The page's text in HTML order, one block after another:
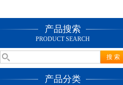
产品搜索
PRODUCT SEARCH
产品分类